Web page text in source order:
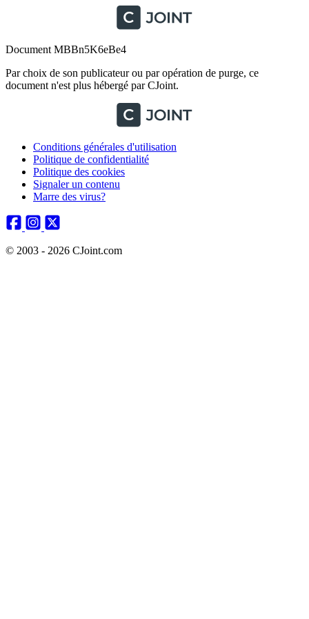
Document MBBn5K6eBe4
Par choix de son publicateur ou par opération de purge, ce
document n'est plus hébergé par CJoint.
Conditions générales d'utilisation
Politique de confidentialité
Politique des cookies
Signaler un contenu
Marre des virus?
© 2003 - 2026 CJoint.com